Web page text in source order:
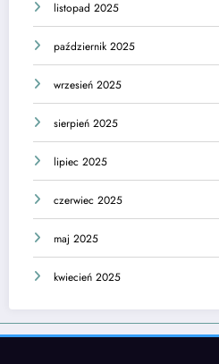
listopad 2025
październik 2025
wrzesień 2025
sierpień 2025
lipiec 2025
czerwiec 2025
maj 2025
kwiecień 2025